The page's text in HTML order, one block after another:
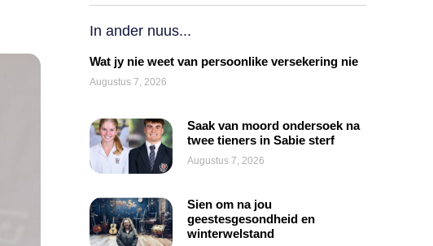
In ander nuus...
Wat jy nie weet van persoonlike versekering nie
Augustus 7, 2026
Saak van moord ondersoek na
twee tieners in Sabie sterf
Augustus 7, 2026
Sien om na jou
geestesgesondheid en
winterwelstand